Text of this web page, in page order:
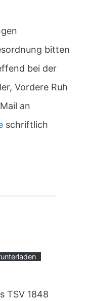
bitten
bei der
Vordere Ruh
an
schriftlich
TSV 1848